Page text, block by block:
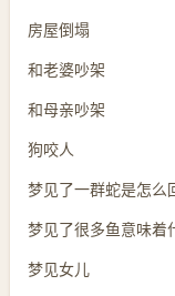
房屋倒塌
和老婆吵架
和母亲吵架
狗咬人
梦见了一群蛇是怎么
梦见了很多鱼意味着
梦见女儿